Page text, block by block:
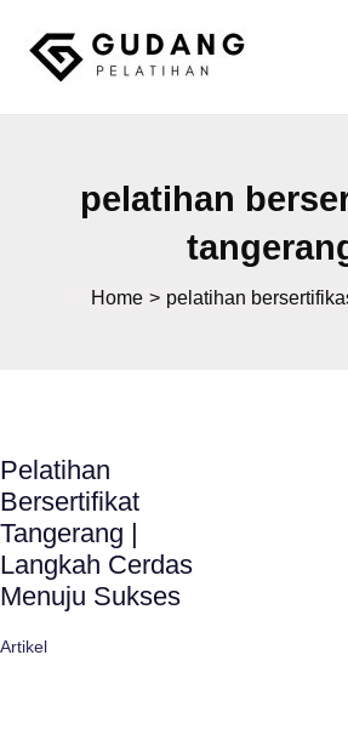
content
pelatihan
Home pelatihan
Pelatihan
Bersertifikat
Tangerang |
Langkah Cerdas
Menuju Sukses
Artikel